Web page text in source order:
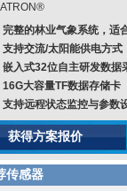
完整的林业气象系统，适
支持交流/太阳能供电方式
嵌入式32位自主研发数据
16G大容量TF数据存储卡
支持远程状态监控与参数
获得方案报价
传感器